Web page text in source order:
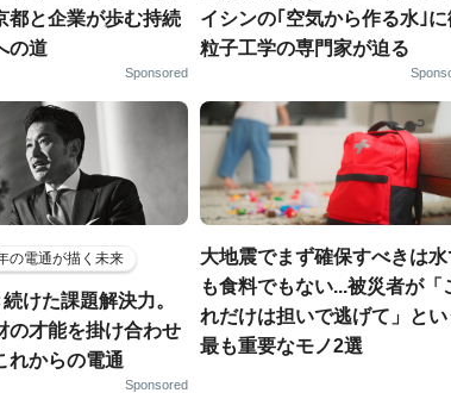
都と企業が歩む持続
の道
Sponsored
イシンの｢空気から作る水｣に
粒子工学の専門家が迫る
の電通が描く未来
けた課題解決力。
の才能を掛け合わせ
れからの電通
Sponsored
大地震でまず確保すべきは水
も食料でもない...被災者が「
れだけは担いで逃げて」とい
最も重要なモノ2選